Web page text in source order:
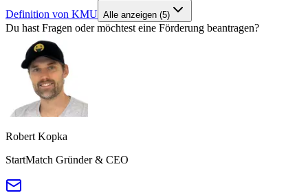
Definition von KMU Alle anzeigen (5)
Du hast Fragen oder möchtest eine Förderung beantragen?
Robert Kopka
StartMatch Gründer & CEO